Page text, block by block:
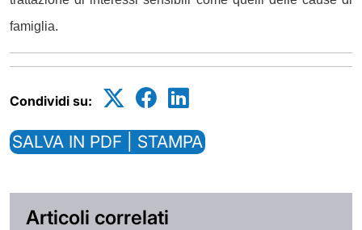
famiglia.
Condividi su:
SALVA IN PDF | STAMPA
Articoli correlati